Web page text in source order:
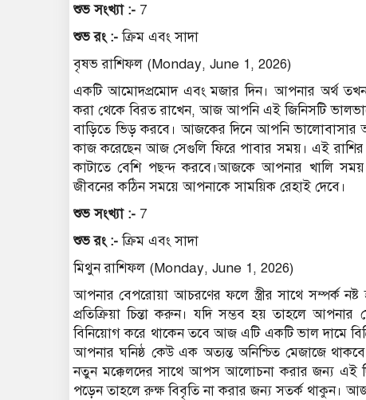
শুভ সংখ্যা :- 7
শুভ রং :-ক্রিম এবং সাদা
বৃষভ রাশিফল (Monday, June 1, 2026)
একটি আমোদপ্রমোদ এবং মজার দিন। আপনার অর্থ
করা থেকে বিরত রাখেন, আজ আপনি এই জিনিসটি
বাড়িতে ভিড় করবে। আজকের দিনে আপনি ভালোবাসার
কাজ করেছেন আজ সেগুলি ফিরে পাবার সময়। এই
কাটাতে বেশি পছন্দ করবে।আজকে আপনার খালি সময়
জীবনের কঠিন সময়ে আপনাকে সাময়িক রেহাই দেবে।
শুভ সংখ্যা :- 7
শুভ রং :-ক্রিম এবং সাদা
মিথুন রাশিফল (Monday, June 1, 2026)
আপনার বেপরোয়া আচরণের ফলে স্ত্রীর সাথে সম্পর্ক
প্রতিক্রিয়া চিন্তা করুন। যদি সম্ভব হয় তাহলে
বিনিয়োগ করে থাকেন তবে আজ এটি একটি ভাল দামে
আপনার ঘনিষ্ঠ কেউ এক অত্যন্ত অনিশ্চিত মেজাজে
নতুন মক্কেলদের সাথে আপস আলোচনা করার জন্য এই
পড়েন তাহলে রুক্ষ বিবৃতি না করার জন্য সতর্ক থাকুন।